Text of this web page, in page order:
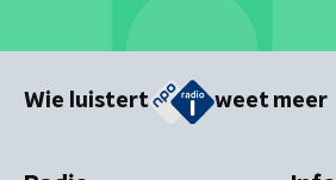
Wie luistert weet meer